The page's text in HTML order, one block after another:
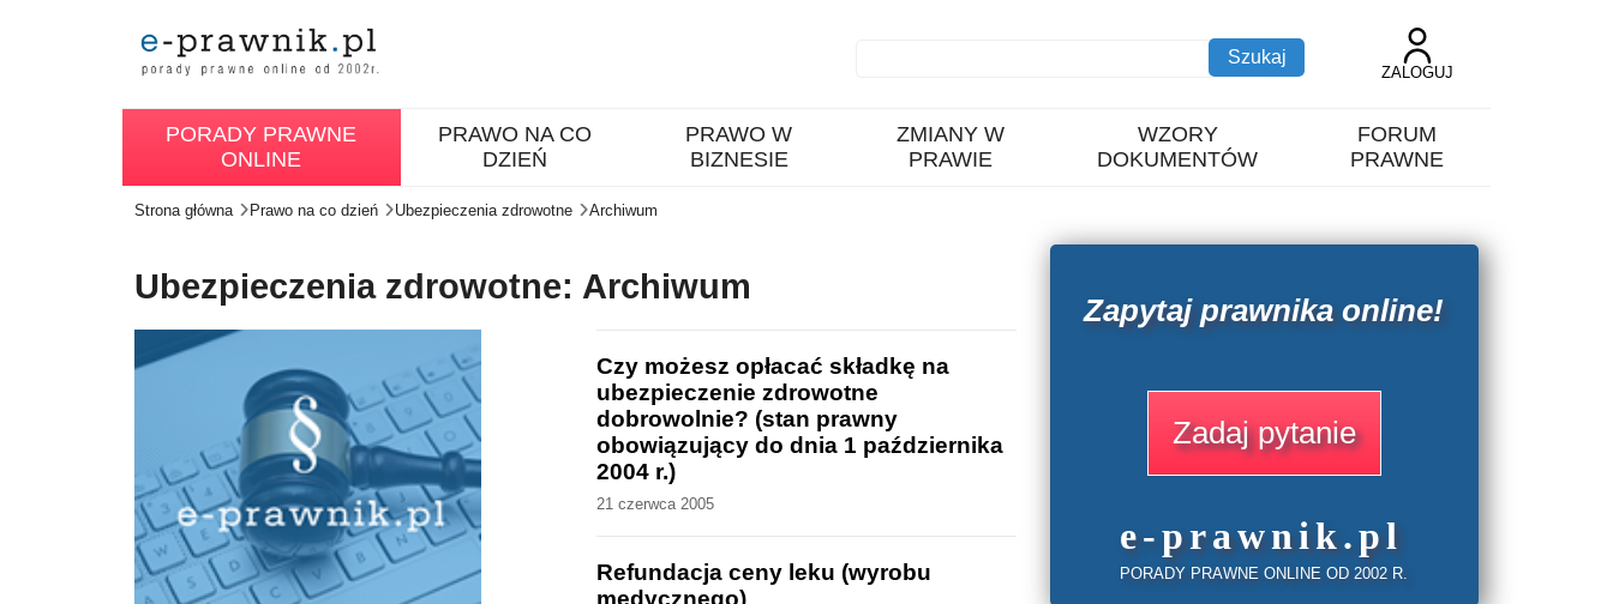
ZALOGUJ
PORADY PRAWNE
ONLINE
PRAWO NA CO
DZIEŃ
PRAWO W
BIZNESIE
ZMIANY W
PRAWIE
WZORY
DOKUMENTÓW
FORUM
PRAWNE
Strona główna Prawo na co dzień Ubezpieczenia zdrowotne Archiwum
Ubezpieczenia zdrowotne: Archiwum
Czy możesz opłacać składkę na
ubezpieczenie zdrowotne
dobrowolnie? (stan prawny
obowiązujący do dnia 1 października
2004 r.)
21 czerwca 2005
Refundacja ceny leku (wyrobu
medycznego)
Zapytaj prawnika online!
Zadaj pytanie
e-prawnik.pl
PORADY PRAWNE ONLINE OD 2002 R.